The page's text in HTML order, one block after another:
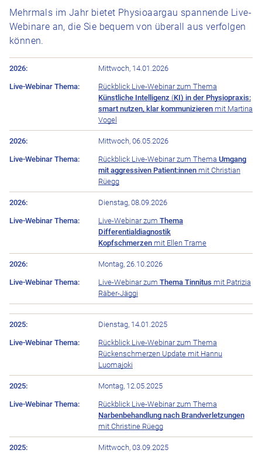
Mehrmals im Jahr bietet Physioaargau spannende Live-
Webinare an, die Sie bequem von überall aus verfolgen
können.
2026Live-Webinar Thema Mittwoch, 14.01.2026
Rückblick Live-Webinar zum Thema
Künstliche Intelligenz (KI) in der Physiopraxis:
smart nutzen, klar kommunizieren mit Martina
Vogel
Mittwoch, 06.05.2026
Rückblick Live-Webinar zum Thema Umgang
mit aggressiven Patient:innen mit Christian
Rüegg
Dienstag, 08.09.2026
Live-Webinar zum Thema
Differentialdiagnostik
Kopfschmerzen mit Ellen Trame
Montag, 26.10.2026
Live-Webinar zum Thema Tinnitus mit Patrizia
Räber-Jäggi
2025Live-Webinar Thema Dienstag, 14.01.2025
Rückblick Live-Webinar zum Thema
Rückenschmerzen Update mit Hannu
Luomajoki
Montag, 12.05.2025
Rückblick Live-Webinar zum Thema
Narbenbehandlung nach Brandverletzungen
mit Christine Rüegg
Mittwoch, 03.09.2025